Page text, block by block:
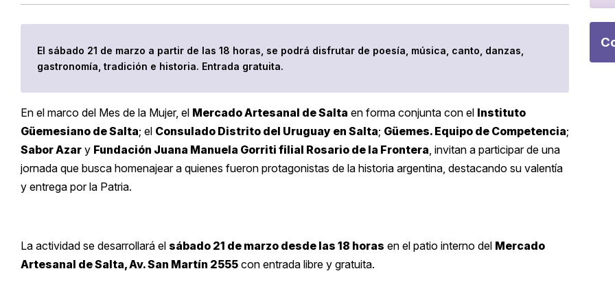
El sábado 21 de marzo a partir de las 18 horas, se podrá disfrutar de poesía, música, canto, danzas,
gastronomía, tradición e historia. Entrada gratuita.
En el marco del Mes de la Mujer, el Mercado Artesanal de Salta en forma conjunta con el Instituto
Güemesiano de Salta; el Consulado Distrito del Uruguay en Salta; Güemes. Equipo de Competencia;
Sabor Azar y Fundación Juana Manuela Gorriti filial Rosario de la Frontera, invitan a participar de una
jornada que busca homenajear a quienes fueron protagonistas de la historia argentina, destacando su valentía
y entrega por la Patria.
La actividad se desarrollará el sábado 21 de marzo desde las 18 horas en el patio interno del Mercado
Artesanal de Salta, Av. San Martín 2555 con entrada libre y gratuita.